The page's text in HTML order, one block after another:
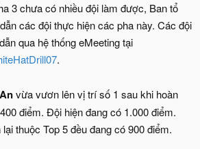
3 chưa có nhiều đội làm được, Ban tổ
các đội thực hiện các pha này. Các đội
qua hệ thống eMeeting tại
.
vừa vươn lên vị trí số 1 sau khi hoàn
điểm. Đội hiện đang có 1.000 điểm.
thuộc Top 5 đều đang có 900 điểm.